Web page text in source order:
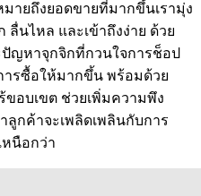
ายถึงยอดขายที่มากขึ้นเรามุ่ง
นไหล และเข้าถึงง่าย ด้วย
ญหาจุกจิกที่กวนใจการช็อป
ารซื้อให้มากขึ้น พร้อมด้วย
อบเขต ช่วยเพิ่มความพึง
ลูกค้าจะเพลิดเพลินกับการ
นือกว่า